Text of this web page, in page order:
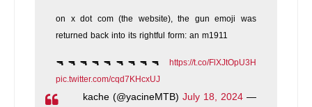
on x dot com (the website), the gun emoji was
returned back into its rightful form: an m1911
🔫🔫🔫🔫🔫🔫🔫🔫🔫 https://t.co/FlXJtOpU3H
pic.twitter.com/cqd7KHcxUJ
— kache (@yacineMTB)
July 18, 2024